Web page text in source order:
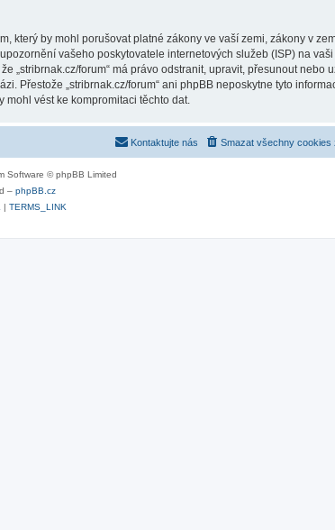
by mohl porušovat platné zákony ve vaší zemi, zákony v
vašeho poskytovatele internetových služeb (ISP) na
forum“ má právo odstranit, upravit, přesunout nebo
Přestože „stribrnak.cz/forum“ ani phpBB neposkytne tyto
vést ke kompromitaci těchto dat.
Smazat všechny cookies
Kontaktujte nás
Software © phpBB Limited
– phpBB.cz
| TERMS_LINK